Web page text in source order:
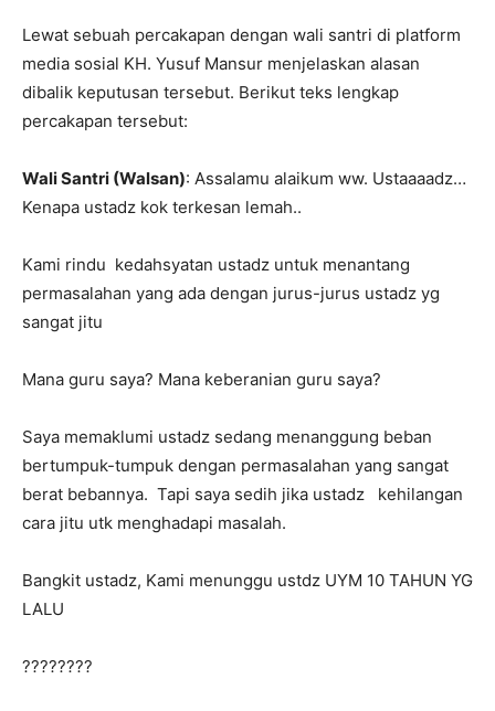
Lewat sebuah percakapan dengan wali santri di platform
media sosial KH. Yusuf Mansur menjelaskan alasan
dibalik keputusan tersebut. Berikut teks lengkap
percakapan tersebut:
Wali Santri (Walsan): Assalamu alaikum ww. Ustaaaadz…
Kenapa ustadz kok terkesan lemah..
Kami rindu kedahsyatan ustadz untuk menantang
permasalahan yang ada dengan jurus-jurus ustadz yg
sangat jitu
Mana guru saya? Mana keberanian guru saya?
Saya memaklumi ustadz sedang menanggung beban
bertumpuk-tumpuk dengan permasalahan yang sangat
berat bebannya. Tapi saya sedih jika ustadz
kehilangan
cara jitu utk menghadapi masalah.
Bangkit ustadz, Kami menunggu ustdz UYM 10 TAHUN YG
LALU
????????